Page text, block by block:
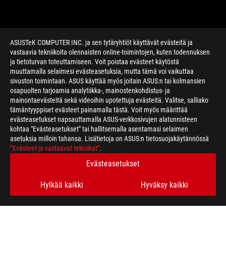
ASUSTeK COMPUTER INC. ja sen tytäryhtiöt käyttävät evästeitä ja
vastaavia tekniikoita olennaisten online-toimintojen, kuten todennuksen
ja tietoturvan toteuttamiseen. Voit poistaa evästeet käytöstä
muuttamalla selaimesi evästeasetuksia, mutta tämä voi vaikuttaa
sivuston toimintaan. ASUS käyttää myös joitain ASUS:n tai kolmansien
osapuolten tarjoamia analytiikka-, mainostenkohdistus- ja
mainontaevästeitä sekä videoihin upotettuja evästeitä. Valitse, salliako
tämäntyyppiset evästeet painamalla tästä. Voit myös määrittää
evästeasetukset napsauttamalla ASUS-verkkosivujen alatunnisteen
kohtaa "Evästeasetukset" tai hallitsemalla asentamasi selaimen
asetuksia milloin tahansa. Lisätietoja on ASUS:n tietosuojakäytännössä
”Evästeet ja vastaavat tekniikat”.
Evästeasetukset
Hylkää kaikki Hyväksy kaikki
> GAMING APEX LEGENDS
HANKI UUSIMMAT TARJOUKSET JA PALJON MUUTA